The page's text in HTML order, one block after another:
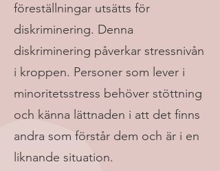
föreställningar utsätts för
diskriminering. Denna
diskriminering påverkar stressnivån
i kroppen. Personer som lever i
minoritetsstress behöver stöttning
och känna lättnaden i att det finns
andra som förstår dem och är i en
liknande situation.